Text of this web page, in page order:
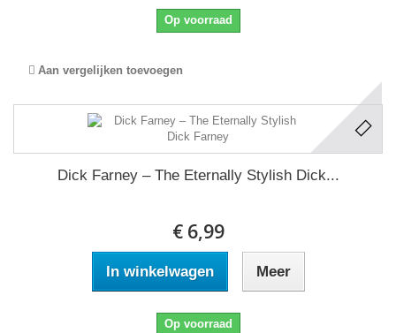
Op voorraad
Aan vergelijken toevoegen
Dick Farney ‎– The Eternally Stylish Dick...
€ 6,99
In winkelwagen Meer
Op voorraad